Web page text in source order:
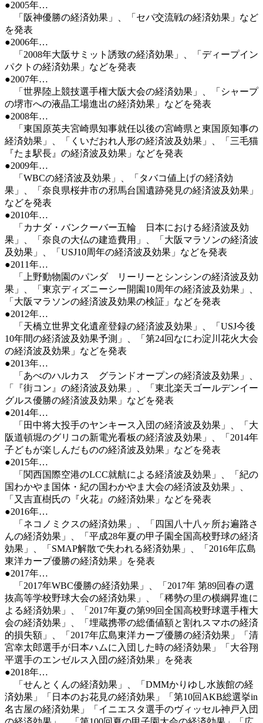
●2005年…
「阪神優勝の経済効果」、「セパ交流戦の経済効果」など
を発表
●2006年…
「2008年大阪サミット誘致の経済効果」、「ディープイン
パクトの経済効果」などを発表
●2007年…
「世界陸上競技選手権大阪大会の経済効果」、「シャープ
の堺市への液晶工場進出の経済効果」などを発表
●2008年…
「東国原英夫宮崎県知事就任以後の宮崎県と東国原知事の
経済効果」、「くいだおれ人形の経済波及効果」、「三毛猫
『たま駅長』の経済波及効果」などを発表
●2009年…
「WBCの経済波及効果」、「タバコ値上げの経済効
果」、「奈良県桜井市の邪馬台国遺跡発見の経済波及効果」
などを発表
●2010年…
「カナダ・バンクーバー五輪 日本における経済波及効
果」、「奈良の大仏の建造費用」、「大阪マラソンの経済波
及効果」、「USJ10周年の経済波及効果」などを発表
●2011年…
「上野動物園のパンダ リーリーとシンシンの経済波及効
果」、「東京ディズニーシー開園10周年の経済波及効果」、
「大阪マラソンの経済波及効果の検証」などを発表
●2012年…
「天橋立世界文化遺産登録の経済波及効果」、「USJ今後
10年間の経済波及効果予測」、「第24回なにわ淀川花火大会
の経済波及効果」などを発表
●2013年…
「あべのハルカス グランドオープンの経済波及効果」、
「『街コン』の経済波及効果」、「東北楽天ゴールデンイー
グルス優勝の経済波及効果」などを発表
●2014年…
「田中将大投手のヤンキース入団の経済波及効果」、「大
阪道頓堀のグリコの新電光看板の経済波及効果」、「2014年
子どもが楽しんだものの経済波及効果」などを発表
●2015年…
「関西国際空港のLCC就航による経済波及効果」、「紀の
国わかやま国体・紀の国わかやま大会の経済波及効果」、
「又吉直樹氏の『火花』の経済効果」などを発表
●2016年…
「ネコノミクスの経済効果」、「四国八十八ヶ所お遍路さ
んの経済効果」、「平成28年夏の甲子園全国高校野球の経済
効果」、「SMAP解散で失われる経済効果」、「2016年広島
東洋カープ優勝の経済効果」を発表
●2017年…
「2017年WBC優勝の経済効果」、「2017年 第89回春の選
抜高等学校野球大会の経済効果」、「稀勢の里の横綱昇進に
よる経済効果」、「2017年夏の第99回全国高校野球選手権大
会の経済効果」、「埋蔵携帯の総価値額と割れスマホの経済
的損失額」、「2017年広島東洋カープ優勝の経済効果」「清
宮幸太郎選手が日本ハムに入団した時の経済効果」「大谷翔
平選手のエンゼルス入団の経済効果」を発表
●2018年…
「せんとくんの経済効果」、「DMMかりゆし水族館の経
済効果」「日本のお花見の経済効果」「第10回AKB総選挙in
名古屋の経済効果」「イニエスタ選手のヴィッセル神戸入団